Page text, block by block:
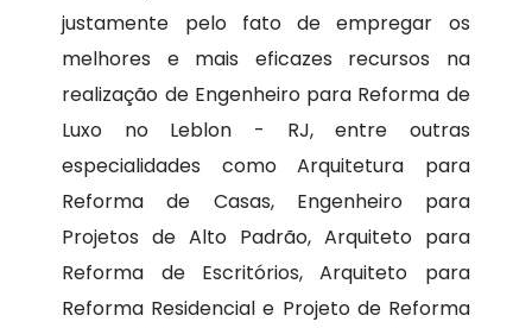
justamente pelo fato de empregar os
melhores e mais eficazes recursos na
realização de Engenheiro para Reforma de
Luxo no Leblon - RJ, entre outras
especialidades como Arquitetura para
Reforma de Casas, Engenheiro para
Projetos de Alto Padrão, Arquiteto para
Reforma de Escritórios, Arquiteto para
Reforma Residencial e Projeto de Reforma